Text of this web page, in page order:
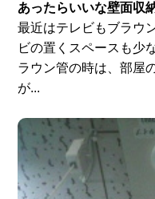
あったらいいな壁面収
最近はテレビもブラウ
ビの置くスペースも少
ラウン管の時は、部屋
が...